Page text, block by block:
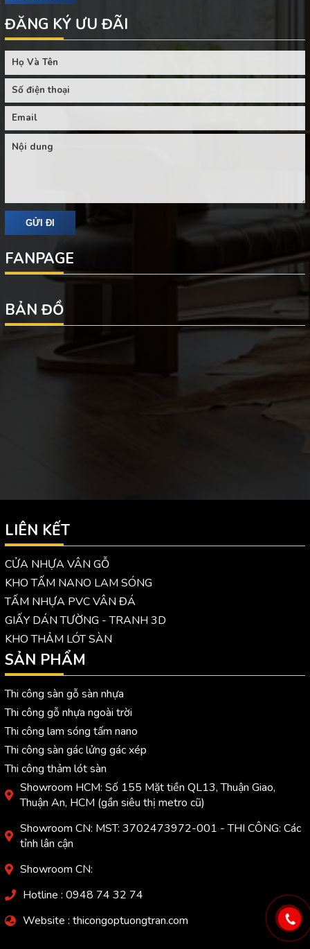
ĐĂNG KÝ ƯU ĐÃI
FANPAGE
BẢN ĐỒ
LIÊN KẾT
CỬA NHỰA VÂN GỖ
KHO TẤM NANO LAM SÓNG
TẤM NHỰA PVC VÂN ĐÁ
GIẤY DÁN TƯỜNG - TRANH 3D
KHO THẢM LÓT SÀN
SẢN PHẨM
Thi công sàn gỗ sàn nhựa
Thi công gỗ nhựa ngoài trời
Thi công lam sóng tấm nano
Thi công sàn gác lửng gác xép
Thi công thảm lót sàn
Showroom HCM: Số 155 Mặt tiền QL13, Thuận Giao,
Thuận An, HCM (gần siêu thị metro cũ)
Showroom CN: MST: 3702473972-001 - THI CÔNG: Các
tỉnh lân cận
Showroom CN:
Hotline : 0948 74 32 74
Website : thicongoptuongtran.com